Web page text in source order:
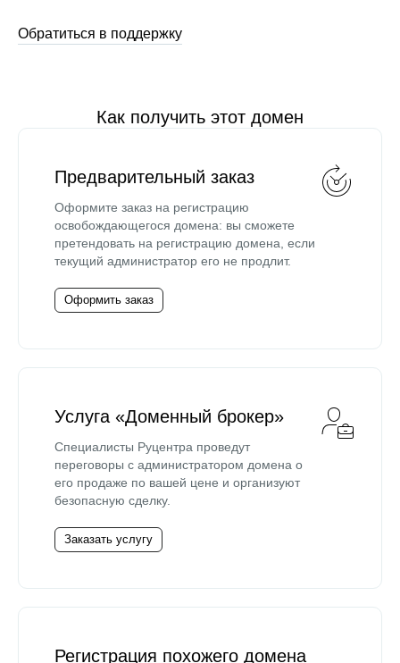
Обратиться в поддержку
Как получить этот домен
Предварительный заказ
Оформите заказ на регистрацию
освобождающегося домена: вы сможете
претендовать на регистрацию домена, если
текущий администратор его не продлит.
Оформить заказ
Услуга «Доменный брокер»
Специалисты Руцентра проведут
переговоры с администратором домена о
его продаже по вашей цене и организуют
безопасную сделку.
Заказать услугу
Регистрация похожего домена